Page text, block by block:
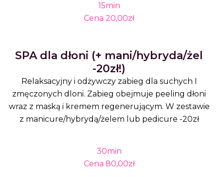
15min
Cena 20,00zł
SPA dla dłoni (+ mani/hybryda/żel
-20zł!)
Relaksacyjny i odżywczy zabieg dla suchych I
zmęczonych dloni. Zabieg obejmuje peeling dłoni
wraz z maską i kremem regenerującym. W zestawie
z manicure/hybrydą/żelem lub pedicure -20zł
30min
Cena 80,00zł